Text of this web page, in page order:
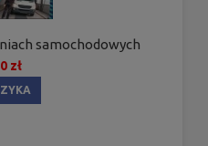
samochodowych
zł